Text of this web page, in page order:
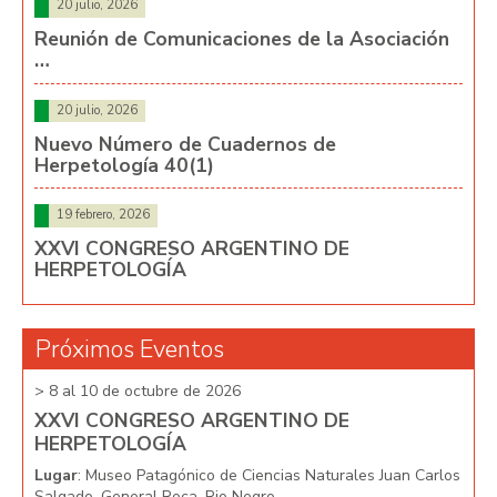
20 julio, 2026
Reunión de Comunicaciones de la Asociación
…
20 julio, 2026
Nuevo Número de Cuadernos de
Herpetología 40(1)
19 febrero, 2026
XXVI CONGRESO ARGENTINO DE
HERPETOLOGÍA
Próximos Eventos
> 8 al 10 de octubre de 2026
XXVI CONGRESO ARGENTINO DE
HERPETOLOGÍA
Lugar: Museo Patagónico de Ciencias Naturales Juan Carlos